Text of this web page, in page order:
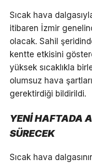
Sıcak hava
itibaren İzmir
olacak. Sahil
kentte etkisini
yüksek sıcaklıkla
olumsuz hava
gerektirdiği bildirildi.
YENİ HAFTADA
SÜRECEK
Sıcak hava